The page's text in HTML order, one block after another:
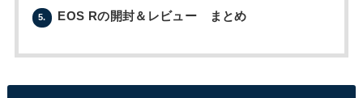
5. EOS Rの開封＆レビュー まとめ